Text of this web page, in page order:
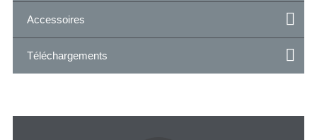
Accessoires
Téléchargements